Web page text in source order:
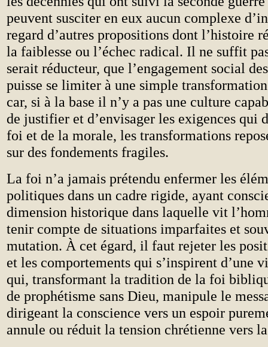
peuvent susciter en eux aucun complexe
regard d’autres propositions dont l’histoire
la faiblesse ou l’échec radical. Il ne suffit
serait réducteur, que l’engagement social
puisse se limiter à une simple
car, si à la base il n’y a pas une culture
de justifier et d’envisager les exigences qui
foi et de la morale, les transformations
sur des fondements fragiles.
La foi n’a jamais prétendu enfermer les
politiques dans un cadre rigide, ayant
dimension historique dans laquelle vit
tenir compte de situations imparfaites et
mutation. À cet égard, il faut rejeter les
et les comportements qui s’inspirent d’une
qui, transformant la tradition de la foi
de prophétisme sans Dieu, manipule le
dirigeant la conscience vers un espoir
annule ou réduit la tension chrétienne vers